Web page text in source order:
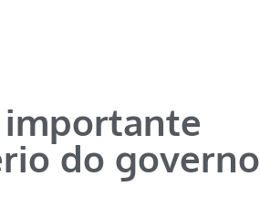
importante
do governo